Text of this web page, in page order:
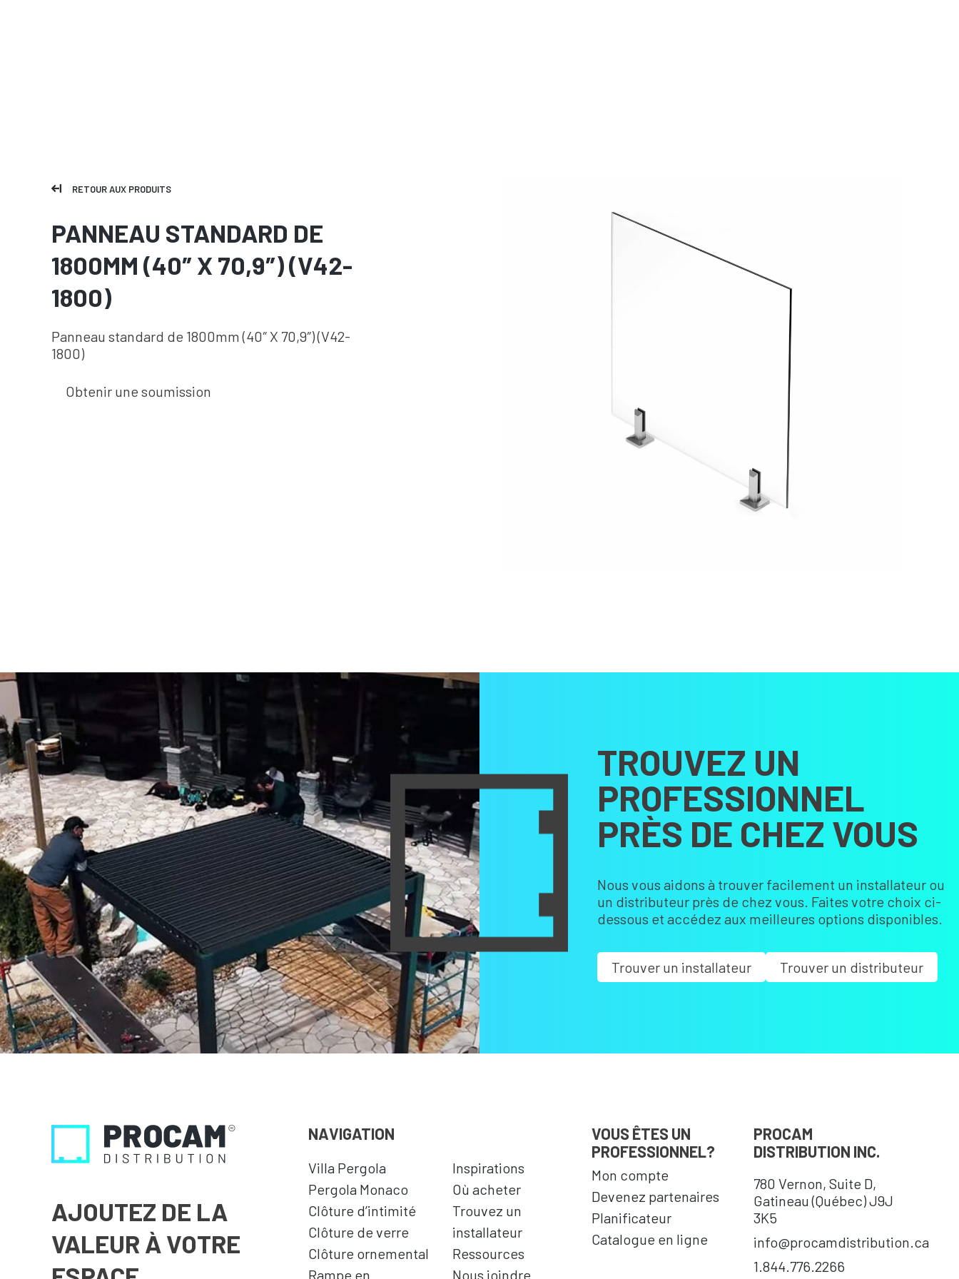
RETOUR AUX PRODUITS
PANNEAU STANDARD DE
1800MM (40″ X 70,9″) (V42-
1800)
Panneau standard de 1800mm (40″ X 70,9″) (V42-
1800)
Obtenir une soumission
TROUVEZ UN
PROFESSIONNEL
PRÈS DE CHEZ VOUS
Nous vous aidons à trouver facilement un installateur ou
un distributeur près de chez vous. Faites votre choix ci-
dessous et accédez aux meilleures options disponibles.
Trouver un installateur Trouver un distributeur
AJOUTEZ DE LA
VALEUR À VOTRE
NAVIGATION
Villa Pergola
Pergola Monaco
Clôture d’intimité
Clôture de verre
Clôture ornemental
Rampe en
Inspirations
Où acheter
Trouvez un
installateur
Ressources
Nous joindre
VOUS ÊTES UN
PROFESSIONNEL?
Mon compte
Devenez partenaires
Planificateur
Catalogue en ligne
PROCAM
DISTRIBUTION INC.
780 Vernon, Suite D,
Gatineau (Québec) J9J
3K5
info@procamdistribution.ca
1.844.776.2266